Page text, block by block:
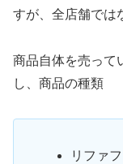
すが、全店舗では
商品自体を売って
し、商品の種類
リファ